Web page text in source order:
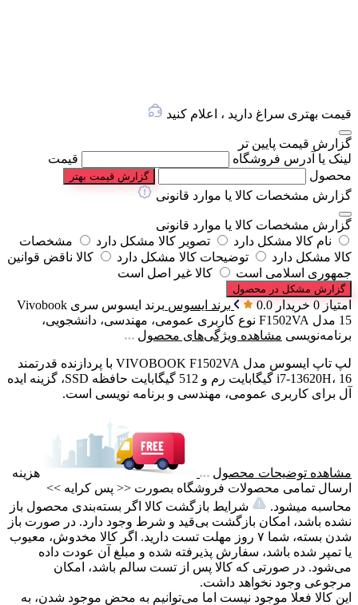
قیمت بهتری سراغ دارید ، اعلام کنید
گزارش قیمت پایین تر
لینک یا آدرس فروشگاه
قیمت
محصول
گزارش قیمت بهتر
گزارش مشخصات کالا یا موارد قانونی
گزارش مشخصات کالا یا موارد قانونی
نام کالا مشکل دارد
تصویر کالا مشکل دارد
مشخصات
کالا مشکل دارد
توضیحات کالا مشکل دارد
کالا ناقض قوانین
جمهوری اسلامی است
کالا غیر اصل است
گزارش مشکل در محصول
امتیاز 0 خریدار 0.0 برند ایسوس برند ایسوس سری Vivobook
15 مدل F1502VA نوع کاربری عمومی، مهندسی، دانشجویی،
برنامه‌نویسی مشاهده ویژگی‌های محصول
لپ تاپ ایسوس مدل VIVOBOOK F1502VA با پردازنده قدرتمند
i7-13620H، 16 گیگابایت رم و 512 گیگابایت حافظه SSD، گزینه ایده
آل برای کاربری عمومی، مهندسی و برنامه نویسی است.
مشاهده توضیحات محصول
هزینه
ارسال تمامی محصولات فروشگاه بصورت << پس کرایه >>
محاسبه میشود.
شرایط بازگشت کالا اگر بسته‌بندی محصول باز
نشده باشد، امکان بازگشت بی‌قید و شرط وجود دارد. در صورت باز
شدن بسته، شما ۷ روز مهلت تست دارید. اگر کالا مخدوش، معیوب
یا تمپر شده باشد، سفارش پذیرفته شده و مبلغ آن عودت داده
می‌شود. در صورتی که کالا پس از تست سالم باشد، امکان
مرجوعی وجود نخواهد داشت.
این کالا فعلا موجود نیست اما می‌توانیم به محض موجود شدن، به